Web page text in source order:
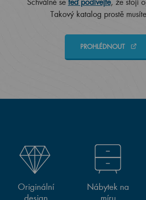
Takový katalog prostě
PROHLÉDNOUT
Originální
design
Nábytek na
míru